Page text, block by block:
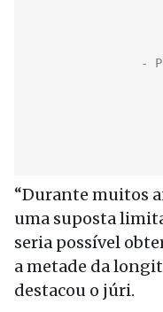
“Durante muitos
uma suposta
seria possível
a metade da
destacou o júri.